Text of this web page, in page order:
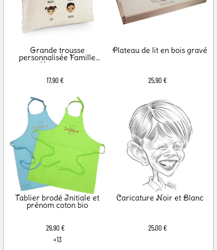
Grande trousse
personnalisée Famille
Heureuse
17,90 €
Plateau de lit en bois gravé
25,90 €
Tablier brodé Initiale et
prénom coton bio
29,90 €
+13
Caricature Noir et Blanc
25,00 €